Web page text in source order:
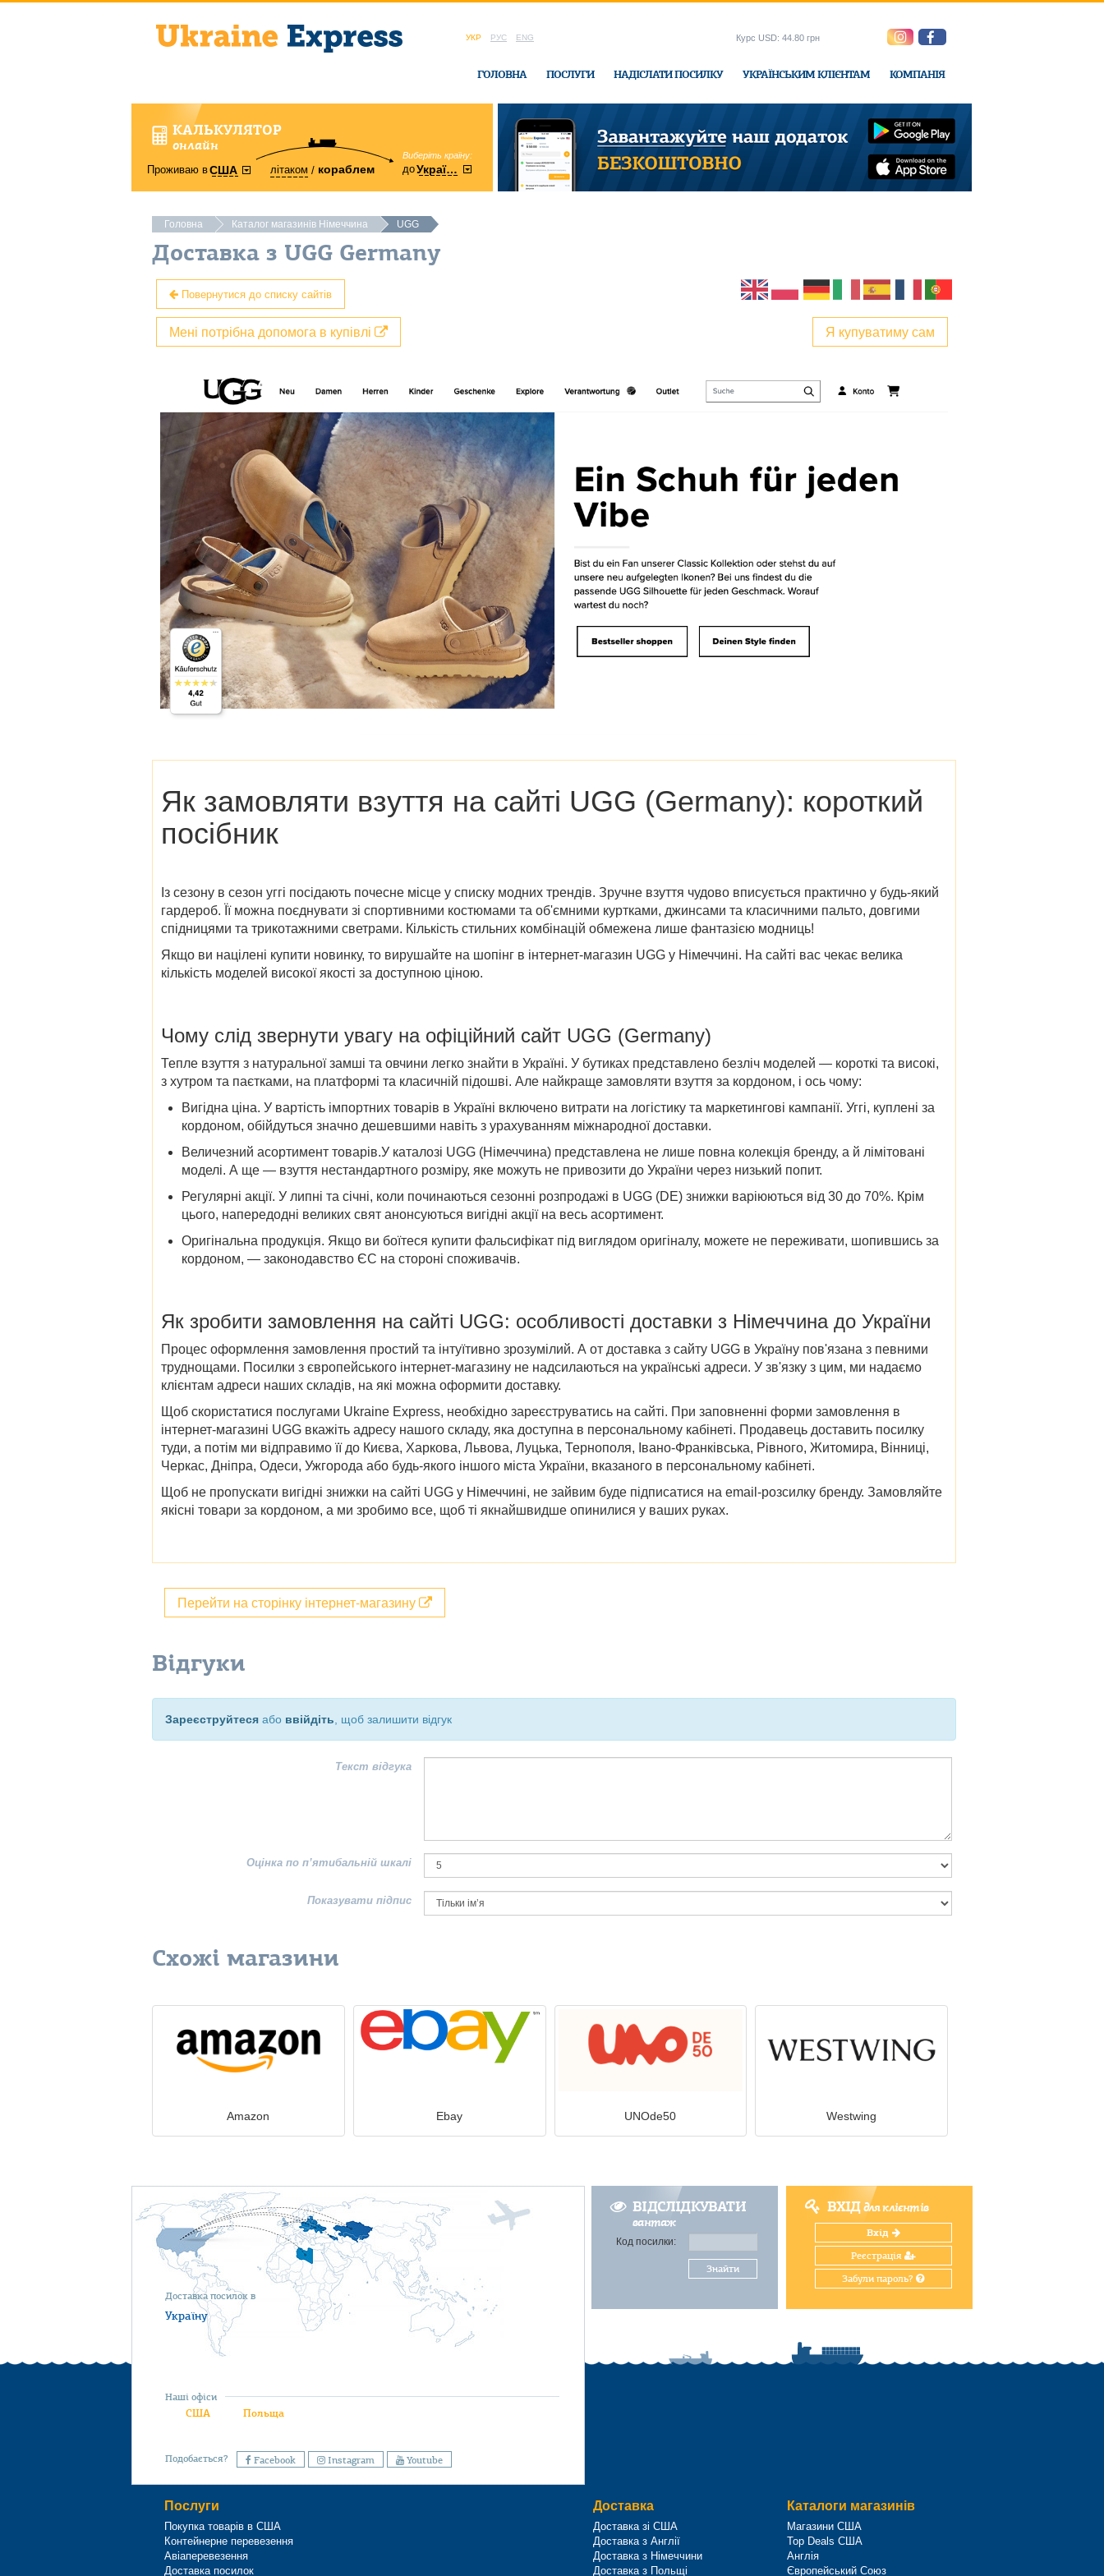
УКР РУС ENG
ГОЛОВНА ПОСЛУГИ НАДІСЛАТИ ПОСИЛКУ УКРАЇНСЬКИМ КЛІЄНТАМ КОМПАНІЯ
Курс USD: 44.80 грн
КАЛЬКУЛЯТОР
онлайн
Проживаю вСША літаком кораблем
Виберіть країну:
доУкраїни
область:
Вінницька в офісі Ukraine-Express
Головна Каталог магазинів Німеччина UGG
Доставка з UGG Germany
Повернутися до списку сайтів
Я купуватиму сам
Мені потрібна допомога в купівлі
Як замовляти взуття на сайті UGG (Germany): короткий
посібник
Із сезону в сезон уггі посідають почесне місце у списку модних трендів. Зручне взуття чудово вписується практично у будь-який
гардероб. Її можна поєднувати зі спортивними костюмами та об'ємними куртками, джинсами та класичними пальто, довгими
спідницями та трикотажними светрами. Кількість стильних комбінацій обмежена лише фантазією модниць!
Якщо ви націлені купити новинку, то вирушайте на шопінг в інтернет-магазин UGG у Німеччині. На сайті вас чекає велика
кількість моделей високої якості за доступною ціною.
Чому слід звернути увагу на офіційний сайт UGG (Germany)
Тепле взуття з натуральної замші та овчини легко знайти в Україні. У бутиках представлено безліч моделей — короткі та високі,
з хутром та паєтками, на платформі та класичній підошві. Але найкраще замовляти взуття за кордоном, і ось чому:
Вигідна ціна. У вартість імпортних товарів в Україні включено витрати на логістику та маркетингові кампанії. Уггі, куплені за
кордоном, обійдуться значно дешевшими навіть з урахуванням міжнародної доставки.
Величезний асортимент товарів.У каталозі UGG (Німеччина) представлена не лише повна колекція бренду, а й лімітовані
моделі. А ще — взуття нестандартного розміру, яке можуть не привозити до України через низький попит.
Регулярні акції. У липні та січні, коли починаються сезонні розпродажі в UGG (DE) знижки варіюються від 30 до 70%. Крім
цього, напередодні великих свят анонсуються вигідні акції на весь асортимент.
Оригінальна продукція. Якщо ви боїтеся купити фальсифікат під виглядом оригіналу, можете не переживати, шопившись за
кордоном, — законодавство ЄС на стороні споживачів.
Як зробити замовлення насайті UGG: особливості доставки з Німеччина до України
Процес оформлення замовлення простий та інтуїтивно зрозумілий. А от доставка з сайту UGG в Україну пов'язана з певними
труднощами. Посилки з європейського інтернет-магазину не надсилаються на українські адреси. У зв'язку з цим, ми надаємо
клієнтам адреси наших складів, на які можна оформити доставку.
Щоб скористатися послугами Ukraine Express, необхідно зареєструватись на сайті. При заповненні форми замовлення в
інтернет-магазині UGG вкажіть адресу нашого складу, яка доступна в персональному кабінеті. Продавець доставить посилку
туди, а потім ми відправимо її до Києва, Харкова, Львова, Луцька, Тернополя, Івано-Франківська, Рівного, Житомира, Вінниці,
Черкас, Дніпра, Одеси, Ужгорода або будь-якого іншого міста України, вказаного в персональному кабінеті.
Щоб не пропускати вигідні знижки на сайті UGG у Німеччині, не зайвим буде підписатися на email-розсилку бренду. Замовляйте
якісні товари за кордоном, а ми зробимо все, щоб ті якнайшвидше опинилися у ваших руках.
Перейти на сторінку інтернет-магазину
Відгуки
Зареєструйтеся або ввійдіть , щоб залишити відгук
Текст відгука
Оцінка по п’ятибальній шкалі
Показувати підпис
Схожі магазини
Amazon Ebay UNOde50 Westwing
ВІДСЛІДКУВАТИ
вантаж
Код посилки:
Знайти
ВХІДдля клієнтів
Вхід
Реєстрація
Забули пароль?
Доставка посилок в
Україну
Наші офіси
США Польща
Подобається? Facebook Instagram Youtube
Послуги
Покупка товарів в США
Контейнерне перевезення
Авіаперевезення
Доставка посилок
Доставка
Доставка зі США
Доставка з Англії
Доставка з Німеччини
Доставка з Польщі
Каталоги магазинів
Магазини США
Top Deals США
Англія
Європейський Союз